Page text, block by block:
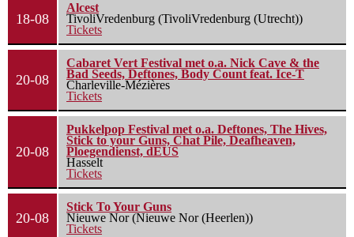
18-08
Alcest
TivoliVredenburg (TivoliVredenburg (Utrecht))
Tickets
20-08
Cabaret Vert Festival met o.a. Nick Cave & the
Bad Seeds, Deftones, Body Count feat. Ice-T
Charleville-Mézières
Tickets
20-08
Pukkelpop Festival met o.a. Deftones, The Hives,
Stick to your Guns, Chat Pile, Deafheaven,
Ploegendienst, dEUS
Hasselt
Tickets
20-08
Stick To Your Guns
Nieuwe Nor (Nieuwe Nor (Heerlen))
Tickets